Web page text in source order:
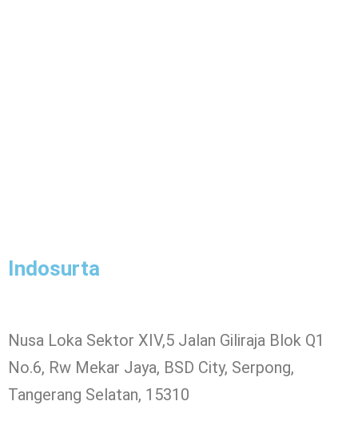
Indosurta
Nusa Loka Sektor XIV,5 Jalan Giliraja Blok Q1
No.6, Rw Mekar Jaya, BSD City, Serpong,
Tangerang Selatan, 15310